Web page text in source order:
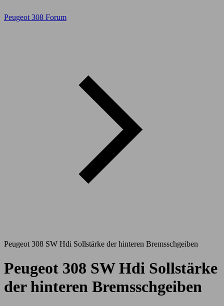
Peugeot 308 Forum
Peugeot 308 SW Hdi Sollstärke der hinteren Bremsschgeiben
Peugeot 308 SW Hdi Sollstärke
der hinteren Bremsschgeiben